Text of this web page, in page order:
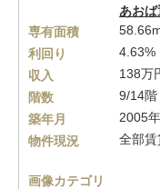
あおば
専有面積
利回り
4.63%
収入
138万
階数
9/14階
築年月
2005
物件現況
全部賃
画像カテゴリ